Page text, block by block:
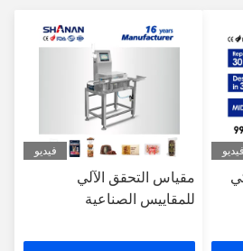
فيديو فيديو
مقياس التحقق الآلي
للمقاييس الصناعية